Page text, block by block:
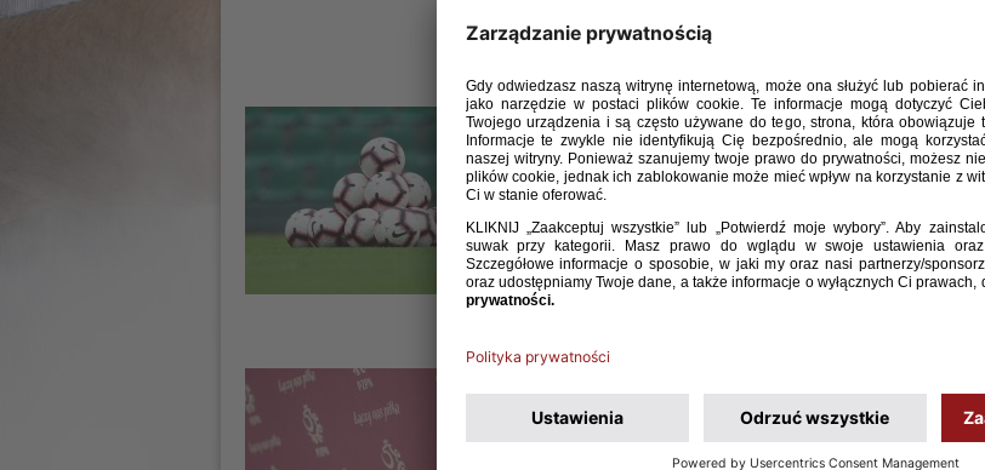
g. 16:00 w Opolu).
23 / 02 / 26
REMIS BIAŁO-CZERWONYCH ZE SZWECJĄ
turnieju rozgrywanego w Hiszpanii zremisowała ze Szwecją 1:1,
a jedyną bramkę dla biało-czerwonych zdobył Kacper Cecuła.
W poprzednich spotkaniach drużyna prowadzona przez trenera
Piotra Kobiereckiego wygrała z Estonią oraz Szkocją.
U-17: BIAŁO-CZERWONI Z KOLEJNYM ZWYCIĘSTWEM.
SZKOCI POKONANI